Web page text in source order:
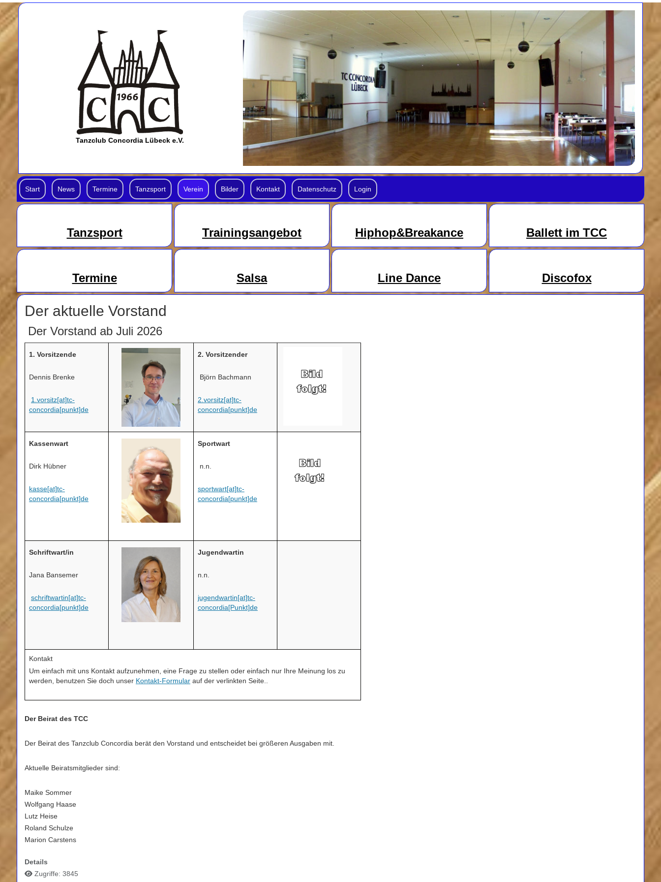
Tanzclub Concordia Lübeck e.V.
Start News Termine Tanzsport Verein Bilder Kontakt Datenschutz Login
Tanzsport Trainingsangebot Hiphop&Breakance Ballett im TCC
Termine Salsa Line Dance Discofox
Der aktuelle Vorstand
Der Vorstand ab Juli 2026
1. Vorsitzende
Dennis Brenke
1.vorsitz[at]tc-
concordia[punkt]de
2. Vorsitzender
Björn Bachmann
2.vorsitz[at]tc-
concordia[punkt]de
Kassenwart
Dirk Hübner
kasse[at]tc-
concordia[punkt]de
Sportwart
n.n.
sportwart[at]tc-
concordia[punkt]de
Schriftwart/in
Jana Bansemer
schriftwartin[at]tc-
concordia[punkt]de
Jugendwartin
n.n.
jugendwartin[at]tc-
concordia[Punkt]de
Kontakt
Um einfach mit uns Kontakt aufzunehmen, eine Frage zu stellen oder einfach nur Ihre Meinung los zu
werden, benutzen Sie doch unser Kontakt-Formular auf der verlinkten Seite..
Der Beirat des TCC
Der Beirat des Tanzclub Concordia berät den Vorstand und entscheidet bei größeren Ausgaben mit.
Aktuelle Beiratsmitglieder sind:
Maike Sommer
Wolfgang Haase
Lutz Heise
Roland Schulze
Marion Carstens
Details
Zugriffe: 3845